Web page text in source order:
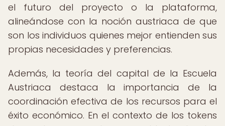
el futuro del proyecto o la plataforma,
alineándose con la noción austriaca de que
son los individuos quienes mejor entienden sus
propias necesidades y preferencias.
Además, la teoría del capital de la Escuela
Austriaca destaca la importancia de la
coordinación efectiva de los recursos para el
éxito económico. En el contexto de los tokens